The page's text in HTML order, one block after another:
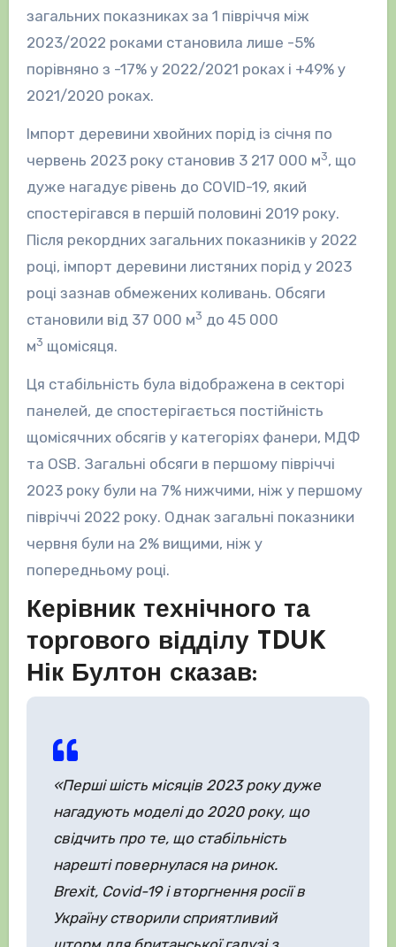
загальних показниках за 1 півріччя між
2023/2022 роками становила лише -5%
порівняно з -17% у 2022/2021 роках і +49% у
2021/2020 роках.
Імпорт деревини хвойних порід із січня по
червень 2023 року становив 3 217 000 м3, що
дуже нагадує рівень до COVID-19, який
спостерігався в першій половині 2019 року.
Після рекордних загальних показників у 2022
році, імпорт деревини листяних порід у 2023
році зазнав обмежених коливань. Обсяги
становили від 37 000 м3 до 45 000
м3 щомісяця.
Ця стабільність була відображена в секторі
панелей, де спостерігається постійність
щомісячних обсягів у категоріях фанери, МДФ
та OSB. Загальні обсяги в першому півріччі
2023 року були на 7% нижчими, ніж у першому
півріччі 2022 року. Однак загальні показники
червня були на 2% вищими, ніж у
попередньому році.
Керівник технічного та
торгового відділу TDUK
Нік Бултон сказав:
«Перші шість місяців 2023 року дуже
нагадують моделі до 2020 року, що
свідчить про те, що стабільність
нарешті повернулася на ринок.
Brexit, Covid-19 і вторгнення росії в
Україну створили сприятливий